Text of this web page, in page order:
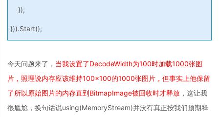
});
})).Start();
今天问题来了， 当我设置了DecodeWidth为100时加载1000张图
片，照理说内存应该维持100×100的1000张图片，但事实上他保留
了所以原始图片的内存直到BitmapImage被回收时才释放 ，这让我
很尴尬，换句话说using(MemoryStream)并没有真正按我们预期释